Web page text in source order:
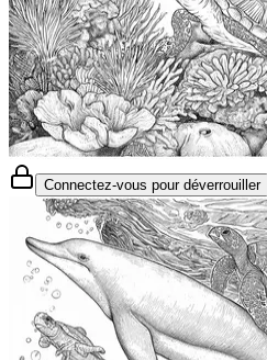
Connectez-vous pour déverrouiller